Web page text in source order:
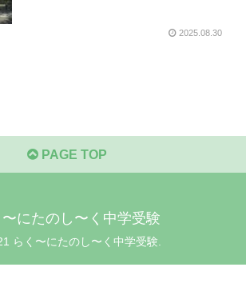
2025.08.30
PAGE TOP
〜にたのし〜く中学受験
らく〜にたのし〜く中学受験.